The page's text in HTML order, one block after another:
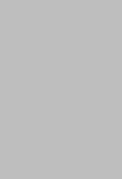
クレス